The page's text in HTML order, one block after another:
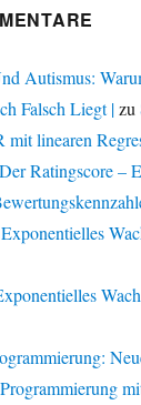
Autismus:
Falsch Liegt |zu
mit linearen
Der Ratingscore –
Exponentielles